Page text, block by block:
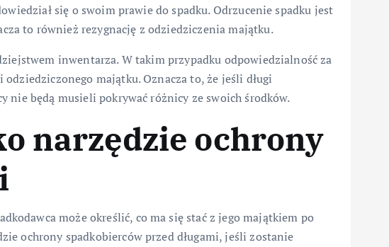
się o swoim prawie do spadku. Odrzucenie spadku jest
to również rezygnację z odziedziczenia majątku.
inwentarza. W takim przypadku odpowiedzialność za
odziedziczonego majątku. Oznacza to, że jeśli długi
nie będą musieli pokrywać różnicy ze swoich środków.
narzędzie ochrony
może określić, co ma się stać z jego majątkiem po
ochrony spadkobierców przed długami, jeśli zostanie